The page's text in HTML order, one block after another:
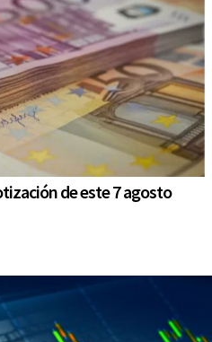
de este 7 agosto